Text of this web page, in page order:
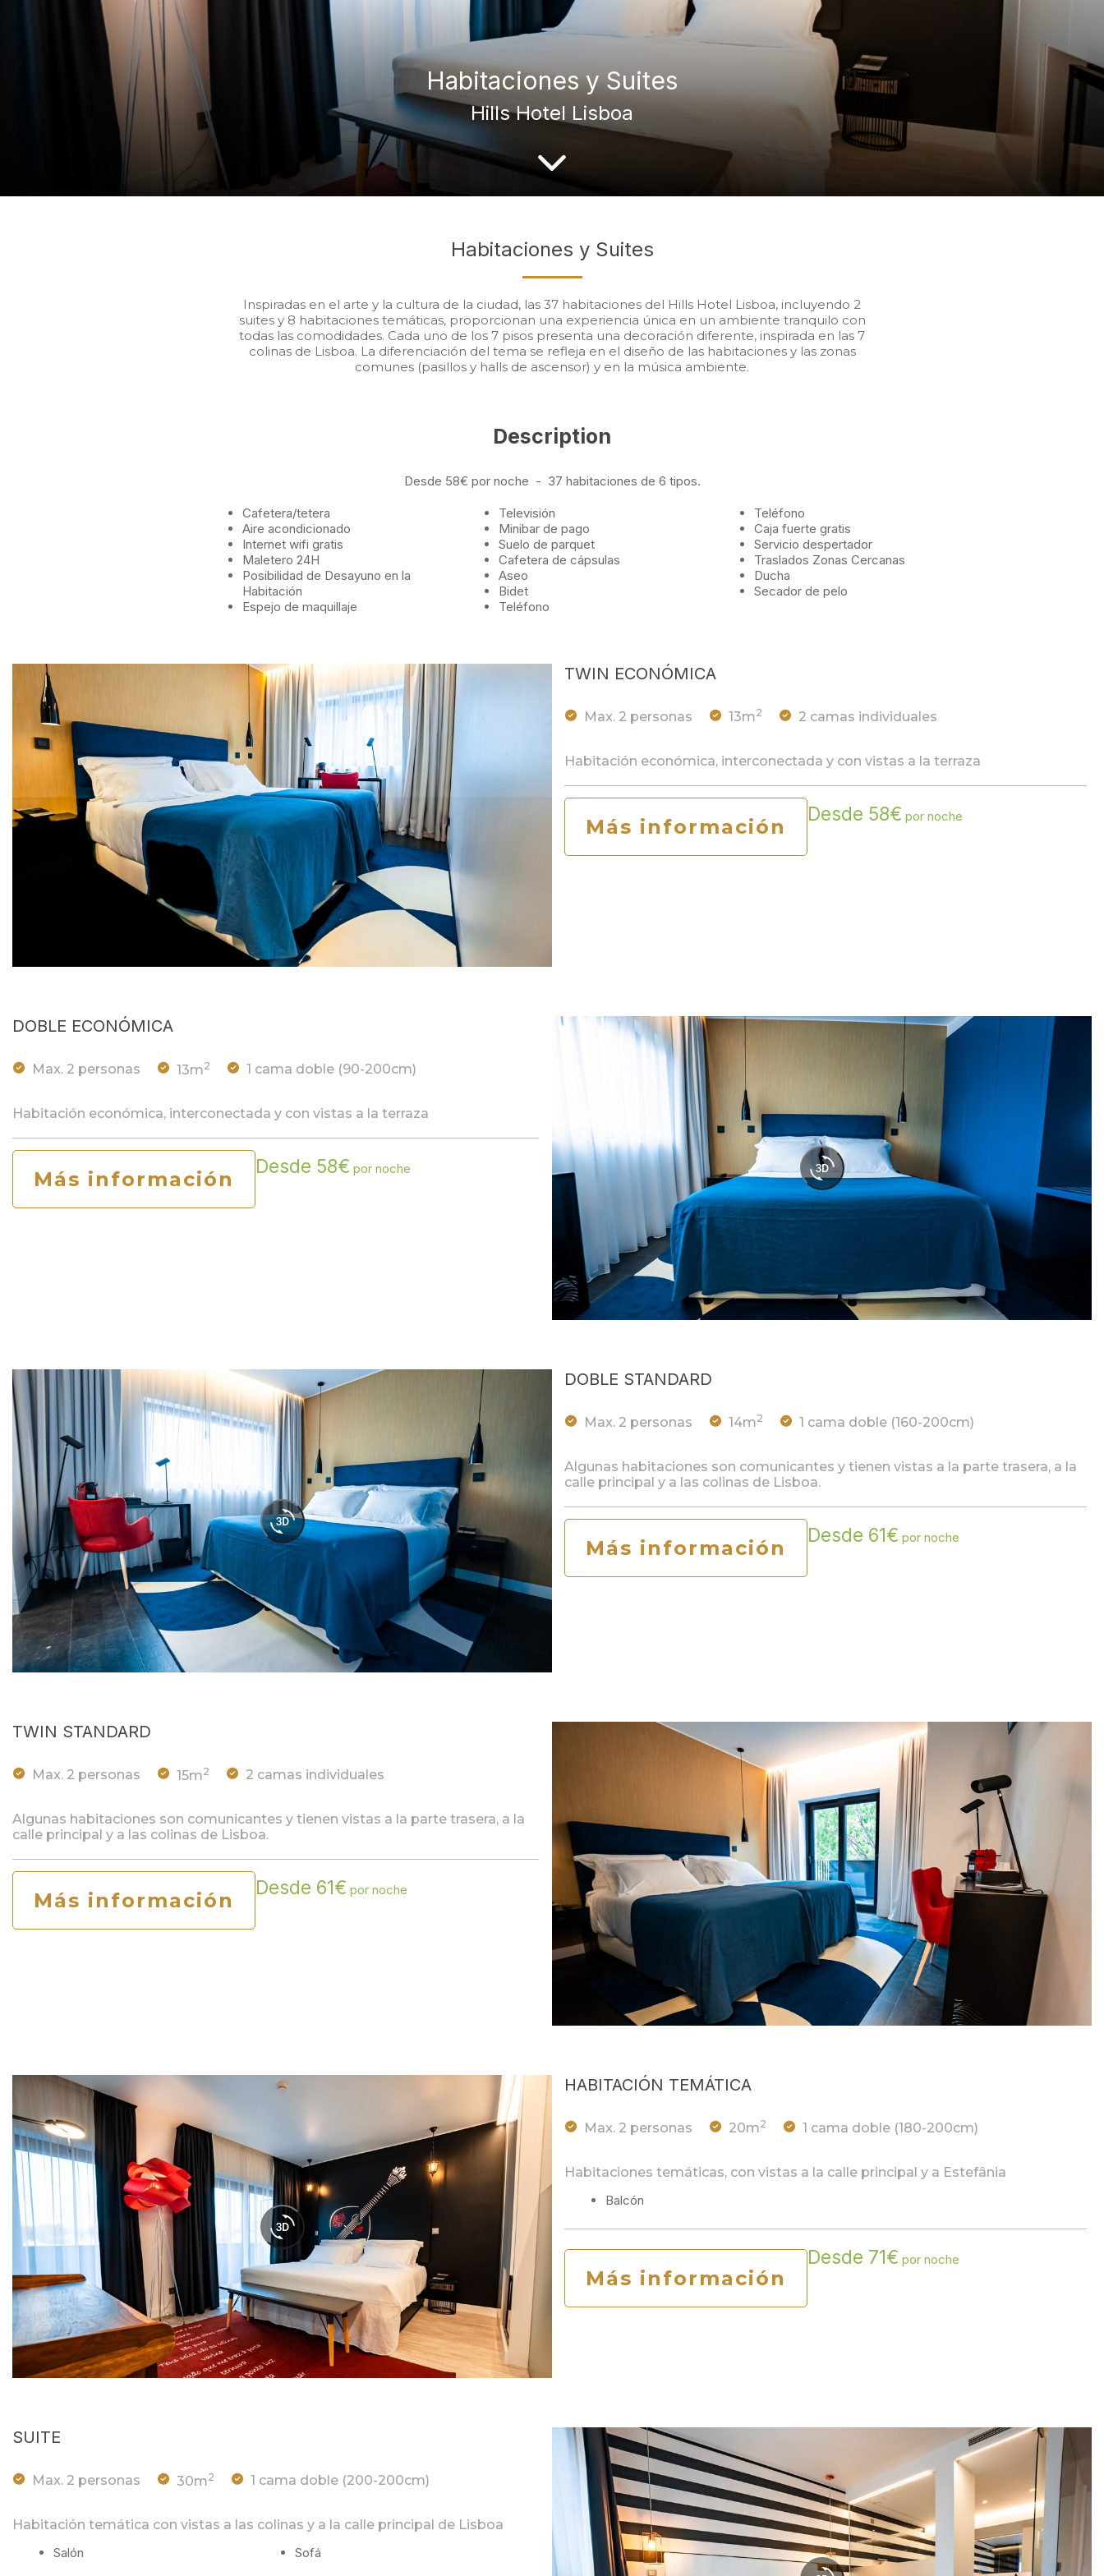
Habitaciones y Suites
Hills Hotel Lisboa
Habitaciones y Suites
Inspiradas en el arte y la cultura de la ciudad, las 37 habitaciones del Hills Hotel Lisboa, incluyendo 2
suites y 8 habitaciones temáticas, proporcionan una experiencia única en un ambiente tranquilo con
todas las comodidades. Cada uno de los 7 pisos presenta una decoración diferente, inspirada en las 7
colinas de Lisboa. La diferenciación del tema se refleja en el diseño de las habitaciones y las zonas
comunes (pasillos y halls de ascensor) y en la música ambiente.
Description
Desde 58€ por noche - 37 habitaciones de 6 tipos.
Cafetera/tetera Televisión
Teléfono
Aire acondicionado
Minibar de pago
Caja fuerte gratis
Internet wifi gratis
Suelo de parquet
Servicio despertador
Maletero 24H
Cafetera de cápsulas
Traslados Zonas Cercanas
Posibilidad de Desayuno en la
Habitación
Aseo
Ducha
Bidet
Secador de pelo
Espejo de maquillaje
Teléfono
TWIN ECONÓMICA
Max. 2 personas 13m2 2 camas individuales
Habitación económica, interconectada y con vistas a la terraza
Más información
Desde 58€ por noche
DOBLE ECONÓMICA
Max. 2 personas 13m2 1 cama doble (90-200cm)
Habitación económica, interconectada y con vistas a la terraza
Más información
Desde 58€ por noche
DOBLE STANDARD
Max. 2 personas 14m2 1 cama doble (160-200cm)
Algunas habitaciones son comunicantes y tienen vistas a la parte trasera, a la
calle principal y a las colinas de Lisboa.
Más información
Desde 61€ por noche
TWIN STANDARD
Max. 2 personas 15m2 2 camas individuales
Algunas habitaciones son comunicantes y tienen vistas a la parte trasera, a la
calle principal y a las colinas de Lisboa.
Más información
Desde 61€ por noche
HABITACIÓN TEMÁTICA
Max. 2 personas 20m2 1 cama doble (180-200cm)
Habitaciones temáticas, con vistas a la calle principal y a Estefânia
Balcón
Más información
Desde 71€ por noche
SUITE
Max. 2 personas 30m2 1 cama doble (200-200cm)
Habitación temática con vistas a las colinas y a la calle principal de Lisboa
Salón
Sofá